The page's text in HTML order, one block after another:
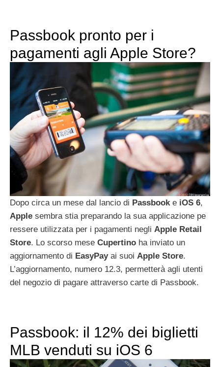
Passbook pronto per i
pagamenti agli Apple Store?
Dopo circa un mese dal lancio di Passbook e iOS 6,
Apple sembra stia preparando la sua applicazione pe
ressere utilizzata per i pagamenti negli Apple Retail
Store. Lo scorso mese Cupertino ha inviato un
aggiornamento di EasyPayai suoi Apple Store.
L’aggiornamento, numero 12.3, permetterà agli utenti
del negozio di pagare attraverso carte di Passbook.
Passbook: il 12% dei biglietti
MLB venduti su iOS 6